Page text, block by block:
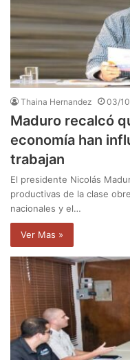
Thaina Hernandez 03/
Maduro recalcó
economía han
trabajan
El presidente Nicolás
productivas de la clase
nacionales y el…
Ver Mas »